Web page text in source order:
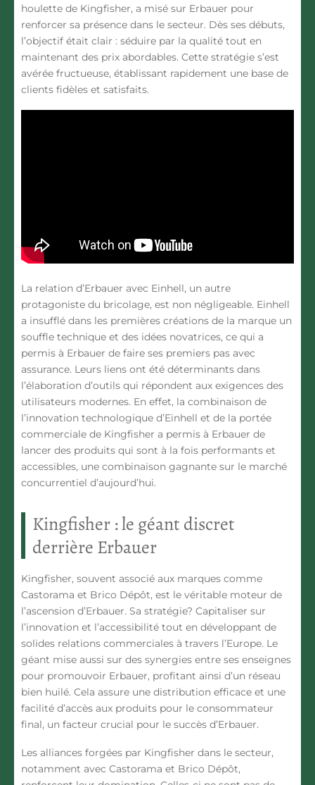
houlette de Kingfisher, a misé sur Erbauer pour
renforcer sa présence dans le secteur. Dès ses débuts,
l’objectif était clair : séduire par la qualité tout en
maintenant des prix abordables. Cette stratégie s’est
avérée fructueuse, établissant rapidement une base de
clients fidèles et satisfaits.
La relation d’Erbauer avec Einhell, un autre
protagoniste du bricolage, est non négligeable. Einhell
a insufflé dans les premières créations de la marque un
souffle technique et des idées novatrices, ce qui a
permis à Erbauer de faire ses premiers pas avec
assurance. Leurs liens ont été déterminants dans
l’élaboration d’outils qui répondent aux exigences des
utilisateurs modernes. En effet, la combinaison de
l’innovation technologique d’Einhell et de la portée
commerciale de Kingfisher a permis à Erbauer de
lancer des produits qui sont à la fois performants et
accessibles, une combinaison gagnante sur le marché
concurrentiel d’aujourd’hui.
Kingfisher : le géant discret
derrière Erbauer
Kingfisher, souvent associé aux marques comme
Castorama et Brico Dépôt, est le véritable moteur de
l’ascension d’Erbauer. Sa stratégie? Capitaliser sur
l’innovation et l’accessibilité tout en développant de
solides relations commerciales à travers l’Europe. Le
géant mise aussi sur des synergies entre ses enseignes
pour promouvoir Erbauer, profitant ainsi d’un réseau
bien huilé. Cela assure une distribution efficace et une
facilité d’accès aux produits pour le consommateur
final, un facteur crucial pour le succès d’Erbauer.
Les alliances forgées par Kingfisher dans le secteur,
notamment avec Castorama et Brico Dépôt,